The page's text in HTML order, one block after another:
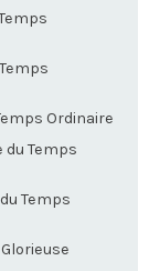
Ordinaire
Temps
Temps